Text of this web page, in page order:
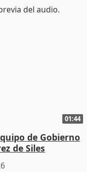
01:44
de Gobierno
de Siles